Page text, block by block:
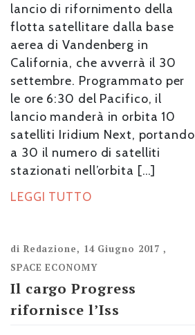
lancio di rifornimento della
flotta satellitare dalla base
aerea di Vandenberg in
California, che avverrà il 30
settembre. Programmato per
le ore 6:30 del Pacifico, il
lancio manderà in orbita 10
satelliti Iridium Next, portando
a 30 il numero di satelliti
stazionati nell’orbita […]
LEGGI TUTTO
di Redazione, 14 Giugno 2017 ,
SPACE ECONOMY
Il cargo Progress
rifornisce l’Iss